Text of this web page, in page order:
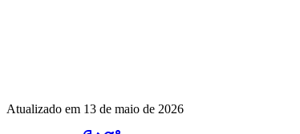
Atualizado em 13 de maio de 2026